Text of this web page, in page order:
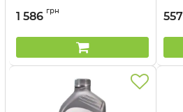
Артикул:
1 586 грн 557